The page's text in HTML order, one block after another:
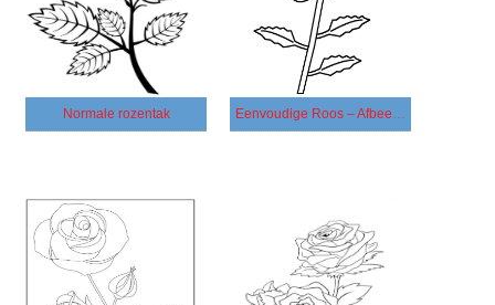
Normale rozentak Eenvoudige Roos – Afbeelding 2